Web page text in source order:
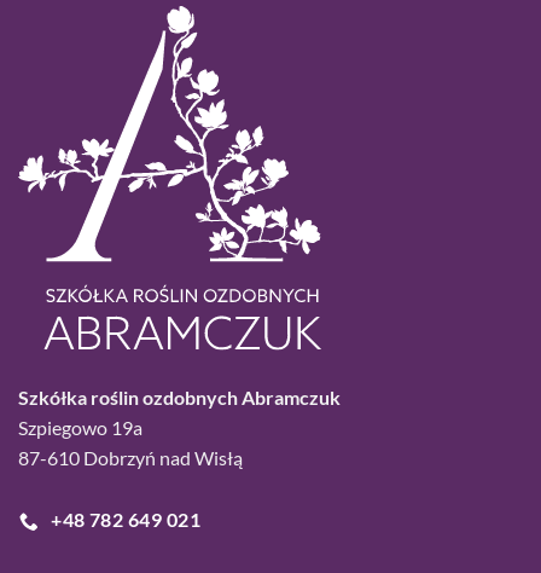
Szkółka roślin ozdobnych Abramczuk
Szpiegowo 19a
87-610 Dobrzyń nad Wisłą
+48 782 649 021